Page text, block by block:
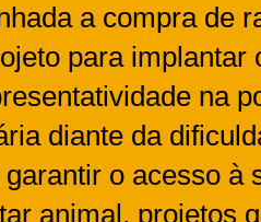
a compra de
para implantar
na
diante da
o acesso à
animal, projetos